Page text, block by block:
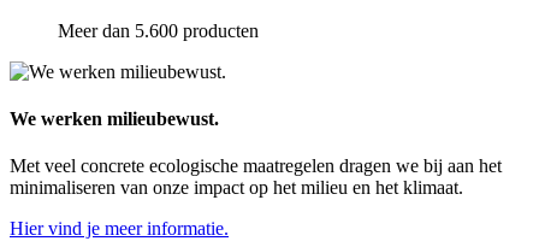
Meer dan 5.600 producten
We werken milieubewust.
Met veel concrete ecologische maatregelen dragen we bij aan het
minimaliseren van onze impact op het milieu en het klimaat.
Hier vind je meer informatie.